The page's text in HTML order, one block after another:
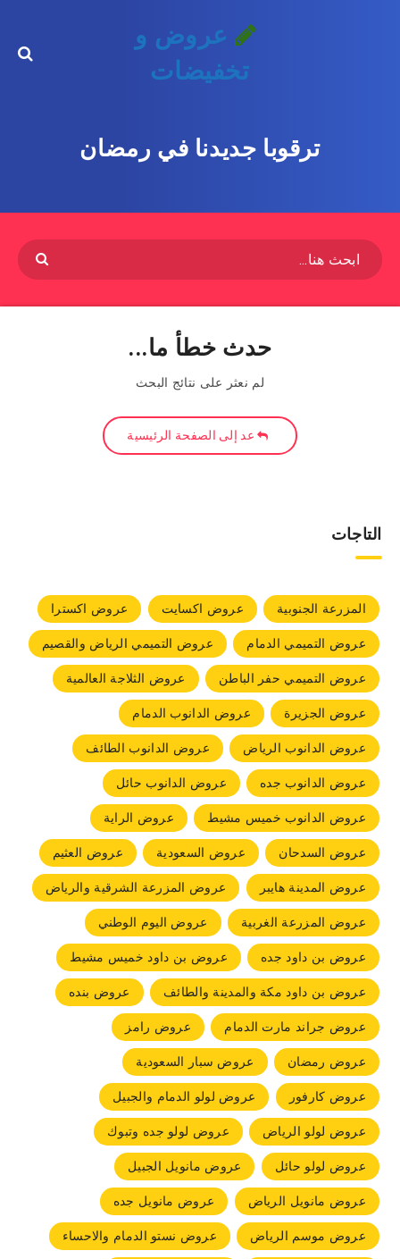
عروض و
تخفيضات
ترقوبا جديدنا في رمضان
حدث خطأ ما...
لم نعثر على نتائج البحث
عد إلى الصفحة الرئيسية
التاجات
المزرعة الجنوبية عروض اكسايت
عروض اكسترا
عروض التميمي الدمام
عروض التميمي الرياض والقصيم
عروض التميمي حفر الباطن
عروض الثلاجة العالمية
عروض الجزيرة
عروض الدانوب الدمام
عروض الدانوب الرياض
عروض الدانوب الطائف
عروض الدانوب جده
عروض الدانوب حائل
عروض الدانوب خميس مشيط
عروض الراية
عروض السدحان
عروض السعودية
عروض العثيم
عروض المدينة هايبر
عروض المزرعة الشرقية والرياض
عروض المزرعة الغربية
عروض اليوم الوطني
عروض بن داود جده
عروض بن داود خميس مشيط
عروض بن داود مكة والمدينة والطائف
عروض بنده
عروض جراند مارت الدمام
عروض رامز
عروض رمضان
عروض سبار السعودية
عروض كارفور
عروض لولو الدمام والجبيل
عروض لولو الرياض
عروض لولو جده وتبوك
عروض لولو حائل
عروض مانويل الجبيل
عروض مانويل الرياض
عروض مانويل جده
عروض موسم الرياض
عروض نستو الدمام والاحساء